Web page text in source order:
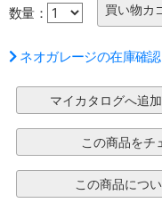
数量：
ネオガレージの在庫確認